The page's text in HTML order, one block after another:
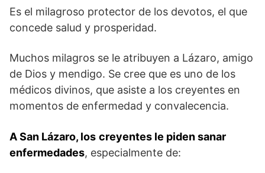
Es el milagroso protector de los devotos, el que
concede salud y prosperidad.
Muchos milagros se le atribuyen a Lázaro, amigo
de Dios y mendigo. Se cree que es uno de los
médicos divinos, que asiste a los creyentes en
momentos de enfermedad y convalecencia.
A San Lázaro, los creyentes le piden sanar
enfermedades, especialmente de: